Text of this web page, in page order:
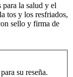
la salud y el
tos y los resfriados,
sello y firma de
su reseña.